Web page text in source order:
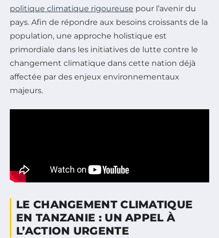
politique climatique rigoureuse pour l’avenir du
pays. Afin de répondre aux besoins croissants de la
population, une approche holistique est
primordiale dans les initiatives de lutte contre le
changement climatique dans cette nation déjà
affectée par des enjeux environnementaux
majeurs.
LE CHANGEMENT CLIMATIQUE
EN TANZANIE : UN APPEL À
L’ACTION URGENTE